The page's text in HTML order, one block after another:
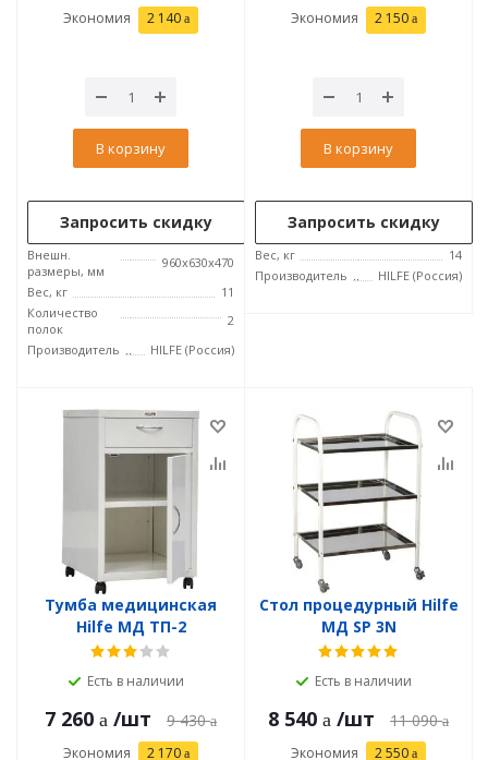
Экономия 2 140
В корзину
Запросить скидку
Внешн.
размеры, мм
960x630x470
Вес, кг
11
Количество
полок
2
Производитель
HILFE (Россия)
Экономия 2 150
В корзину
Запросить скидку
Вес, кг
14
Производитель
HILFE (Россия)
Тумба медицинская
Hilfe МД ТП-2
Есть в наличии
7 260 /шт 9 430
Экономия 2 170
Стол процедурный Hilfe
МД SP 3N
Есть в наличии
8 540 /шт 11 090
Экономия 2 550